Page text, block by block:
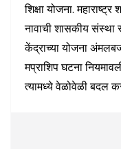
शिक्षा योजना.
नावाची शासकीय
केंद्राच्या योजना
मप्राशिप घटना
त्यामध्ये वेळोवेळी बदल